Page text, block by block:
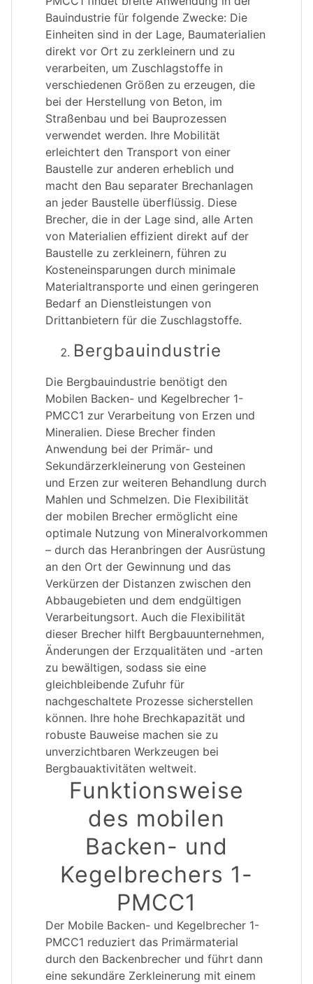
Bauindustrie für folgende Zwecke: Die
Einheiten sind in der Lage, Baumaterialien
direkt vor Ort zu zerkleinern und zu
verarbeiten, um Zuschlagstoffe in
verschiedenen Größen zu erzeugen, die
bei der Herstellung von Beton, im
Straßenbau und bei Bauprozessen
verwendet werden. Ihre Mobilität
erleichtert den Transport von einer
Baustelle zur anderen erheblich und
macht den Bau separater Brechanlagen
an jeder Baustelle überflüssig. Diese
Brecher, die in der Lage sind, alle Arten
von Materialien effizient direkt auf der
Baustelle zu zerkleinern, führen zu
Kosteneinsparungen durch minimale
Materialtransporte und einen geringeren
Bedarf an Dienstleistungen von
Drittanbietern für die Zuschlagstoffe.
Bergbauindustrie
Die Bergbauindustrie benötigt den
Mobilen Backen- und Kegelbrecher 1-
PMCC1 zur Verarbeitung von Erzen und
Mineralien. Diese Brecher finden
Anwendung bei der Primär- und
Sekundärzerkleinerung von Gesteinen
und Erzen zur weiteren Behandlung durch
Mahlen und Schmelzen. Die Flexibilität
der mobilen Brecher ermöglicht eine
optimale Nutzung von Mineralvorkommen
– durch das Heranbringen der Ausrüstung
an den Ort der Gewinnung und das
Verkürzen der Distanzen zwischen den
Abbaugebieten und dem endgültigen
Verarbeitungsort. Auch die Flexibilität
dieser Brecher hilft Bergbauunternehmen,
Änderungen der Erzqualitäten und -arten
zu bewältigen, sodass sie eine
gleichbleibende Zufuhr für
nachgeschaltete Prozesse sicherstellen
können. Ihre hohe Brechkapazität und
robuste Bauweise machen sie zu
unverzichtbaren Werkzeugen bei
Bergbauaktivitäten weltweit.
Funktionsweise
des mobilen
Backen- und
Kegelbrechers 1-
PMCC1
Der Mobile Backen- und Kegelbrecher 1-
PMCC1 reduziert das Primärmaterial
durch den Backenbrecher und führt dann
eine sekundäre Zerkleinerung mit einem